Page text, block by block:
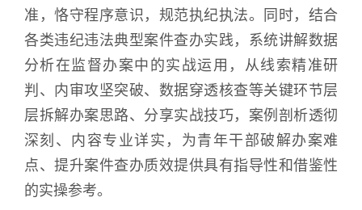
准，恪守程序意识，规范执纪执法。同时，结合
各类违纪违法典型案件查办实践，系统讲解数据
分析在监督办案中的实战运用，从线索精准研
判、内审攻坚突破、数据穿透核查等关键环节层
层拆解办案思路、分享实战技巧，案例剖析透彻
深刻、内容专业详实，为青年干部破解办案难
点、提升案件查办质效提供具有指导性和借鉴性
的实操参考。